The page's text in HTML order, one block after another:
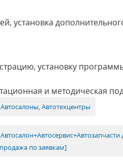
установка
установку
и методическая
Автотехцентры
по заявкам]